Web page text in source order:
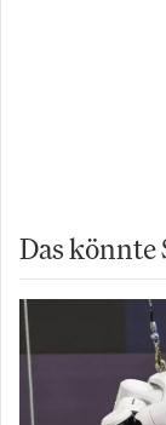
Das könnte